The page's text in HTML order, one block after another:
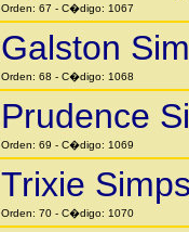
Orden: 67 - C�digo: 1067
Galston
Orden: 68 - C�digo: 1068
Prudence
Orden: 69 - C�digo: 1069
Trixie
Orden: 70 - C�digo: 1070